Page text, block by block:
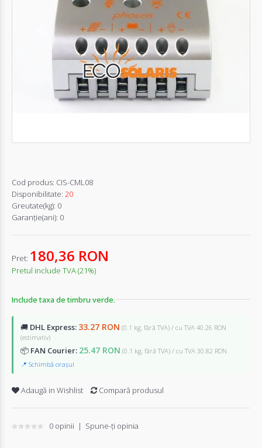
Cod produs: CIS-CML08
Disponibilitate: 20
Greutate(kg): 0
Garanţie(ani): 0
Pret: 180,36 RON
Pretul include TVA (21%)
Include taxa de timbru verde.
🚚 DHL Express: 33.27 RON (0.1 kg, fără TVA) / cu TVA 40.26 RON
(estimativ)
📦 FAN Courier: 25.47 RON (0.1 kg, fără TVA) / cu TVA 30.82 RON
📍 Schimbă orașul
Adaugă in Wishlist Compară produsul
0 opinii | Spune-ţi opinia